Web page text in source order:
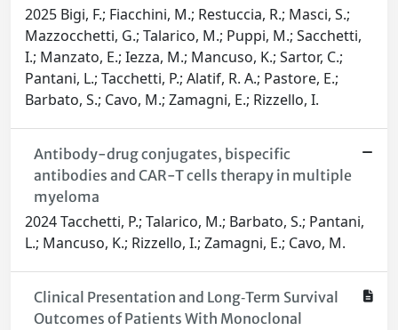
2025 Bigi, F.; Fiacchini, M.; Restuccia, R.; Masci, S.;
Mazzocchetti, G.; Talarico, M.; Puppi, M.; Sacchetti,
I.; Manzato, E.; Iezza, M.; Mancuso, K.; Sartor, C.;
Pantani, L.; Tacchetti, P.; Alatif, R. A.; Pastore, E.;
Barbato, S.; Cavo, M.; Zamagni, E.; Rizzello, I.
Antibody-drug conjugates, bispecific
antibodies and CAR-T cells therapy in multiple
myeloma
2024 Tacchetti, P.; Talarico, M.; Barbato, S.; Pantani,
L.; Mancuso, K.; Rizzello, I.; Zamagni, E.; Cavo, M.
Clinical Presentation and Long‐Term Survival
Outcomes of Patients With Monoclonal